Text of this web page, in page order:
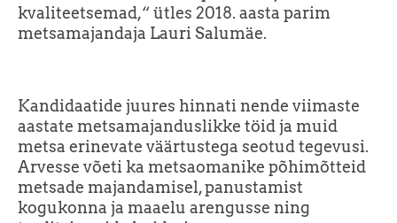
kvaliteetsemad,“ ütles 2018. aasta parim
metsamajandaja Lauri Salumäe.
Kandidaatide juures hinnati nende viimaste
aastate metsamajanduslikke töid ja muid
metsa erinevate väärtustega seotud tegevusi.
Arvesse võeti ka metsaomanike põhimõtteid
metsade majandamisel, panustamist
kogukonna ja maaelu arengusse ning